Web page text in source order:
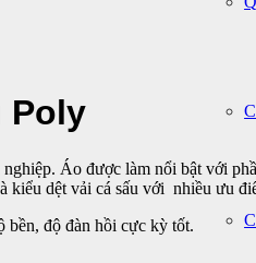
Poly
Áo được làm nổi bật với
kiểu dệt vải cá sấu với nhiều ưu
bền, độ đàn hồi cực kỳ tốt.